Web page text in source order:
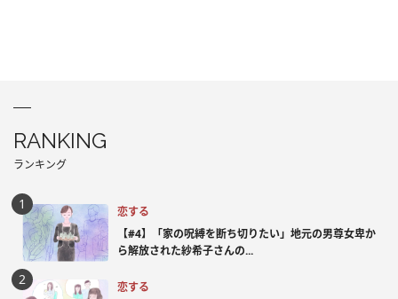
RANKING
ランキング
恋する
【#4】「家の呪縛を断ち切りたい」地元の男尊女卑か
ら解放された紗希子さんの...
恋する